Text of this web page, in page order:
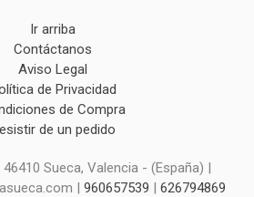
Ir arriba
Contáctanos
Aviso Legal
de Privacidad
de Compra
de un pedido
Sueca, Valencia - (España) |
| 960657539 | 626794869